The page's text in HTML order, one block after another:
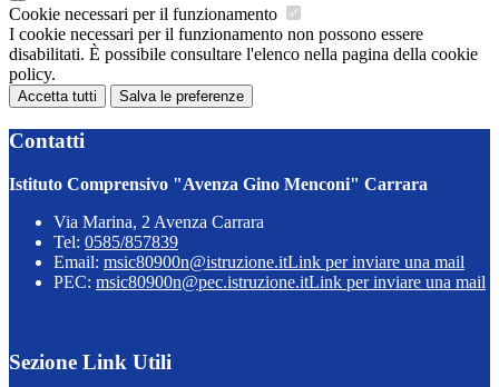
Cookie necessari per il funzionamento
I cookie necessari per il funzionamento non possono essere
disabilitati. È possibile consultare l'elenco nella pagina della cookie
policy.
Accetta tutti Salva le preferenze
Contatti
Istituto Comprensivo "Avenza Gino Menconi" Carrara
Via Marina, 2 Avenza Carrara
Tel: 0585/857839
Email: msic80900n@istruzione.itLink per inviare una mail
PEC: msic80900n@pec.istruzione.itLink per inviare una mail
Sezione Link Utili